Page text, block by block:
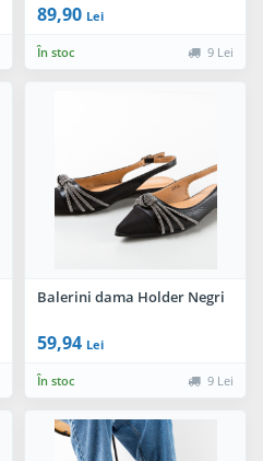
89,90 Lei
În stoc 9 Lei
Balerini dama Holder Negri
59,94 Lei
În stoc 9 Lei